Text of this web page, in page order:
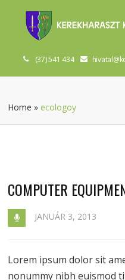
(37) 541 434
Home » ecologoy
COMPUTER
JANUÁR 3, 2013
Lorem ipsum dolor sit
nonummy nibh euismod